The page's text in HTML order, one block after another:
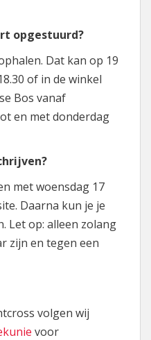
opgestuurd?
Dat kan op 19
of in de winkel
Bos vanaf
en met donderdag
met woensdag 17
Daarna kun je je
Let op: alleen zolang
zijn en tegen een
volgen wij
voor